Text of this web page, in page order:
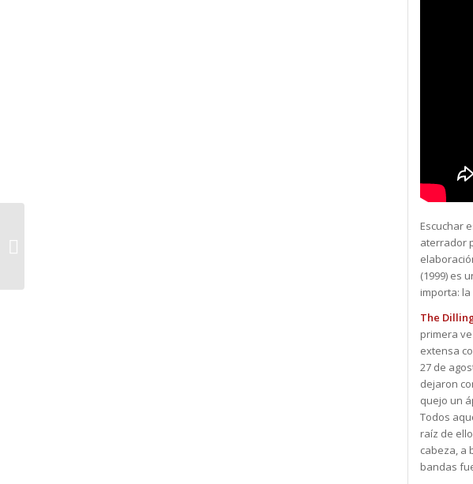
Escuchar
aterrador
(1999) es
importa: la
The
primera
extensa
27 de
dejaron
quejo un
Todos
raíz de
cabeza, a
bandas